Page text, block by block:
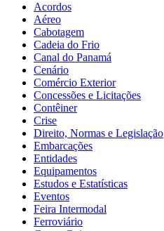
Acordos
Aéreo
Cabotagem
Cadeia do Frio
Canal do Panamá
Cenário
Comércio Exterior
Concessões e Licitações
Contêiner
Crise
Direito, Normas e Legislação
Embarcações
Entidades
Equipamentos
Estudos e Estatísticas
Eventos
Feira Intermodal
Ferroviário